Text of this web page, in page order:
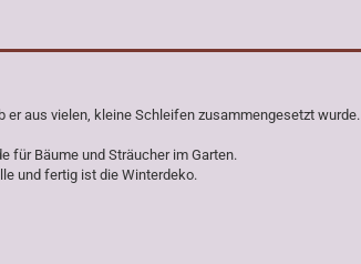
aus vielen, kleine Schleifen zusammengesetzt wurde.
für Bäume und Sträucher im Garten.
und fertig ist die Winterdeko.